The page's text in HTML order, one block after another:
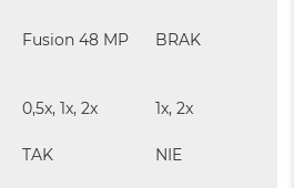
Fusion 48 MP BRAK
0,5x, 1x, 2x 1x, 2x
TAK NIE